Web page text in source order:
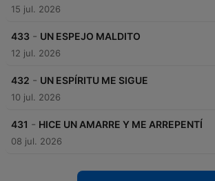
15 jul. 2026
433 - UN ESPEJO MALDITO
12 jul. 2026
432 - UN ESPÍRITU ME SIGUE
10 jul. 2026
431 - HICE UN AMARRE Y ME ARREPENTÍ
08 jul. 2026